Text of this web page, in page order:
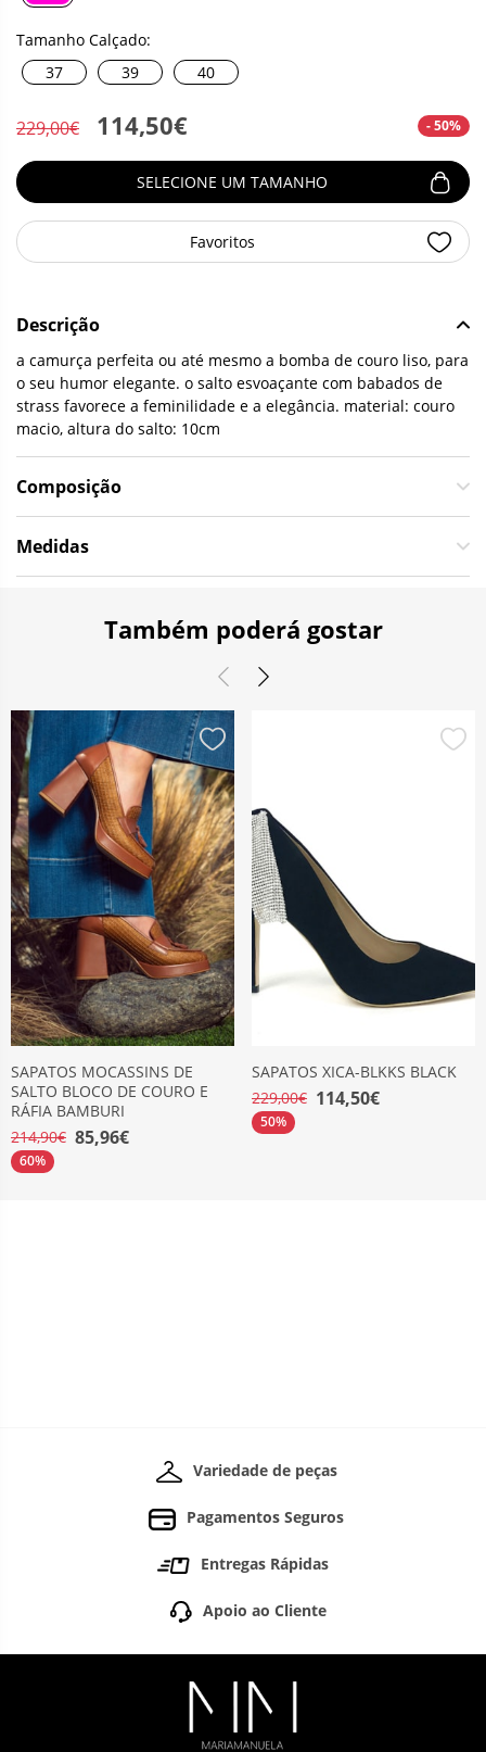
Tamanho Calçado:
37
39 40
229,00€ 114,50€ - 50%
SELECIONE UM TAMANHO
Favoritos
Descrição
a camurça perfeita ou até mesmo a bomba de couro liso, para
o seu humor elegante. o salto esvoaçante com babados de
strass favorece a feminilidade e a elegância. material: couro
macio, altura do salto: 10cm
Composição
Medidas
Também poderá gostar
SAPATOS MOCASSINS DE
SALTO BLOCO DE COURO E
RÁFIA BAMBURI
214,90€ 85,96€
60%
SAPATOS XICA-BLKKS BLACK
229,00€ 114,50€
50%
Variedade de peças
Pagamentos Seguros
Entregas Rápidas
Apoio ao Cliente